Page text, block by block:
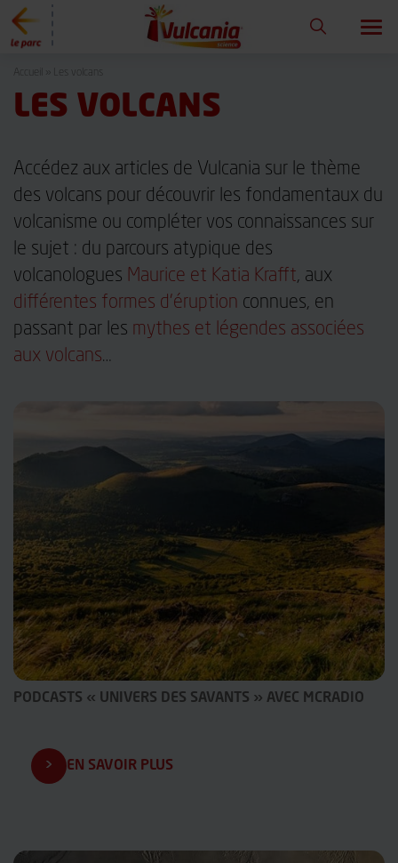
Accueil » Les volcans
LES VOLCANS
Accédez aux articles de Vulcania sur le thème
des volcans pour découvrir les fondamentaux du
volcanisme ou compléter vos connaissances sur
le sujet : du parcours atypique des
volcanologues Maurice et Katia Krafft, aux
différentes formes d’éruption connues, en
passant par les mythes et légendes associées
aux volcans…
PODCASTS « UNIVERS DES SAVANTS » AVEC MCRADIO
EN SAVOIR PLUS